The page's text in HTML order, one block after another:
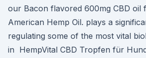
our Bacon flavored 600mg CBD oil
American Hemp Oil. plays a
regulating some of the most vital
in HempVital CBD Tropfen für